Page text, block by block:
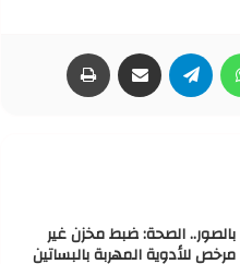
واتساب تيلقرام مشاركة عبر البريد
بالصور.. الصحة: ضبط مخزن غير
مرخص للأدوية المهربة بالبساتين